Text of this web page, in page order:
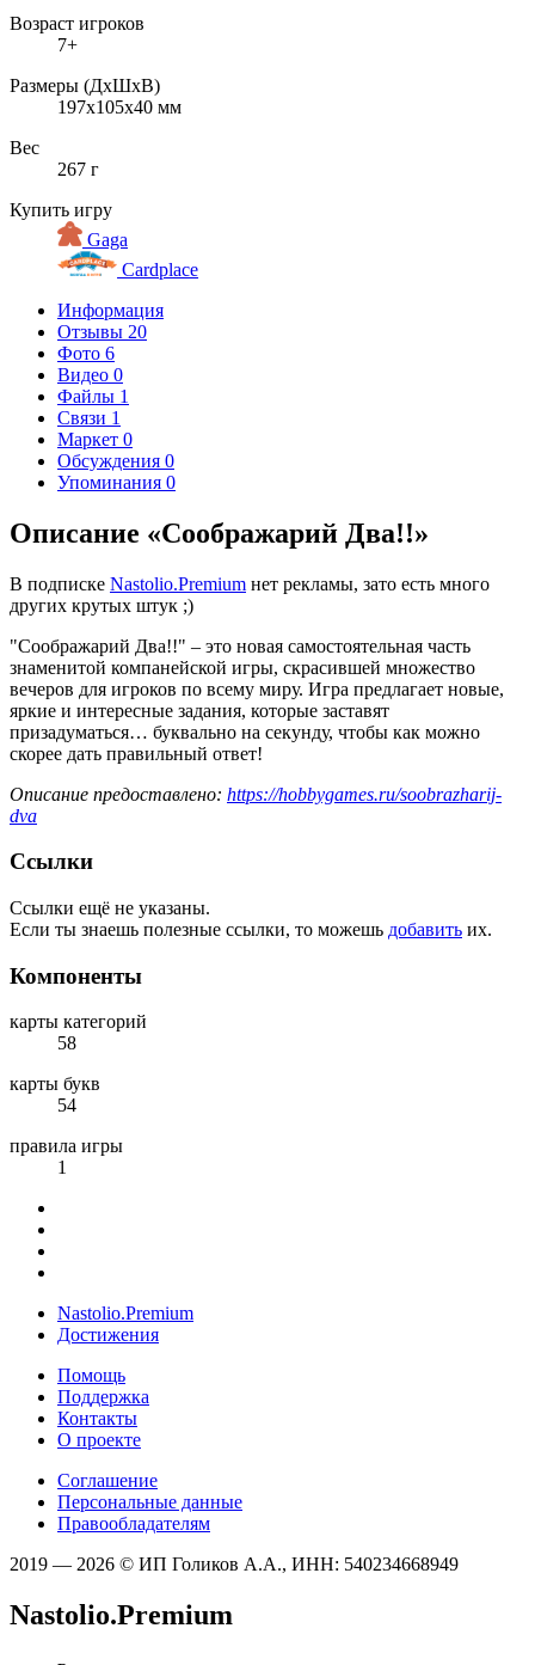
Возраст игроков
7+
Размеры (ДxШxВ)
197x105x40 мм
Вес
267 г
Купить игру
Gaga
Cardplace
Информация
Отзывы 20
Фото 6
Видео 0
Файлы 1
Связи 1
Маркет 0
Обсуждения 0
Упоминания 0
Описание «Соображарий Два!!»
В подписке Nastolio.Premium нет рекламы, зато есть много
других крутых штук ;)
"Соображарий Два!!" – это новая самостоятельная часть
знаменитой компанейской игры, скрасившей множество
вечеров для игроков по всему миру. Игра предлагает новые,
яркие и интересные задания, которые заставят
призадуматься… буквально на секунду, чтобы как можно
скорее дать правильный ответ!
Описание предоставлено: https://hobbygames.ru/soobrazharij-
dva
Ссылки
Ссылки ещё не указаны.
Если ты знаешь полезные ссылки, то можешь добавить их.
Компоненты
карты категорий
58
карты букв
54
правила игры
1
Nastolio.Premium
Достижения
Помощь
Поддержка
Контакты
О проекте
Соглашение
Персональные данные
Правообладателям
2019 — 2026 © ИП Голиков А.А., ИНН: 540234668949
Nastolio.Premium